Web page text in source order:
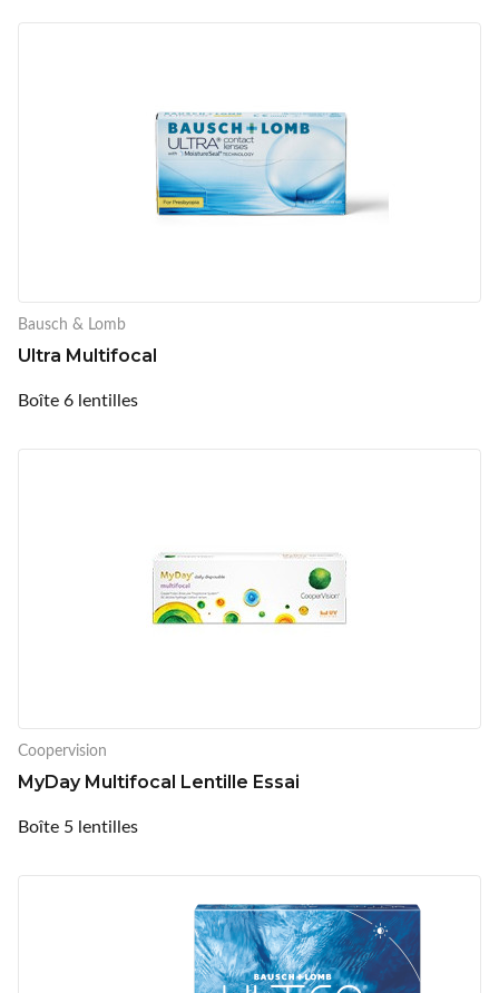
Bausch & Lomb
Ultra Multifocal
Boîte 6 lentilles
Coopervision
MyDay Multifocal Lentille Essai
Boîte 5 lentilles